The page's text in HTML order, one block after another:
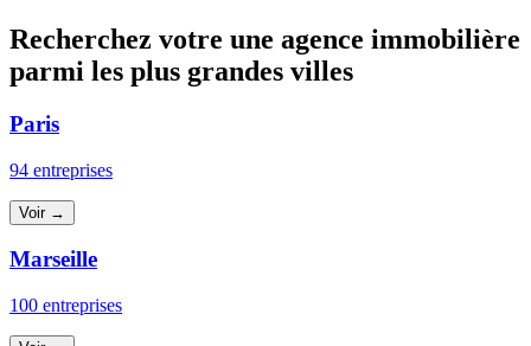
Recherchez votre une agence immobilière
parmi les plus grandes villes
Paris
94 entreprises
Voir →
Marseille
100 entreprises